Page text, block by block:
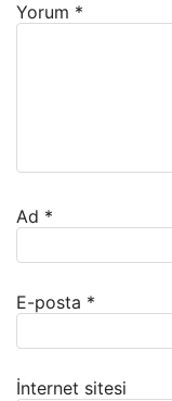
Yorum *
Ad *
E-posta *
İnternet sitesi